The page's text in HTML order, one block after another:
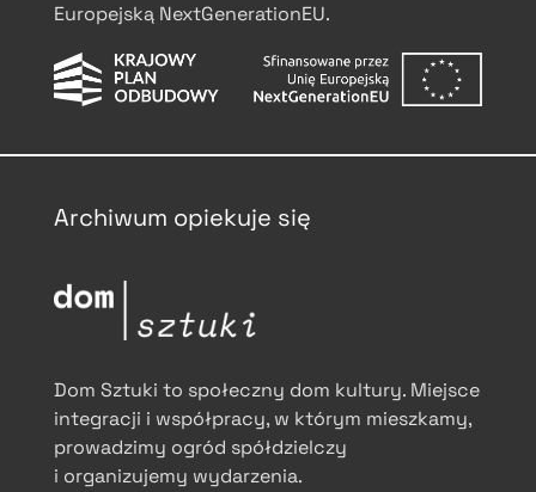
Europejską NextGenerationEU.
Archiwum opiekuje się
Dom Sztuki to społeczny dom kultury. Miejsce
integracji i współpracy, w którym mieszkamy,
prowadzimy ogród spółdzielczy
i organizujemy wydarzenia.